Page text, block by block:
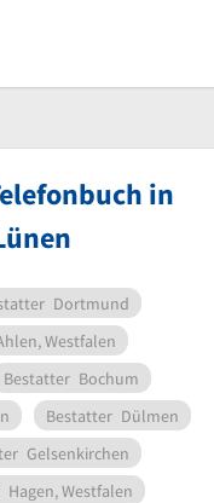
in
Dortmund
Westfalen
Bestatter Bochum
Bestatter Dülmen
Gelsenkirchen
Hagen, Westfalen